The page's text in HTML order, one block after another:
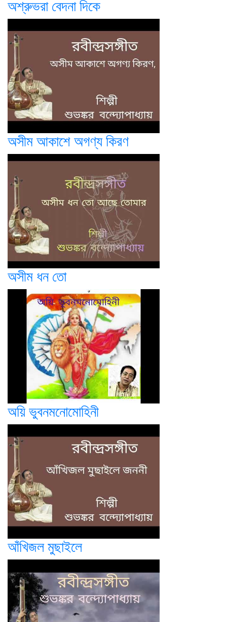
অশ্রুভরা বেদনা দিকে
অসীম আকাশে অগণ্য কিরণ
অসীম ধন তো
অয়ি ভুবনমনোমোহিনী
আঁখিজল মুছাইলে